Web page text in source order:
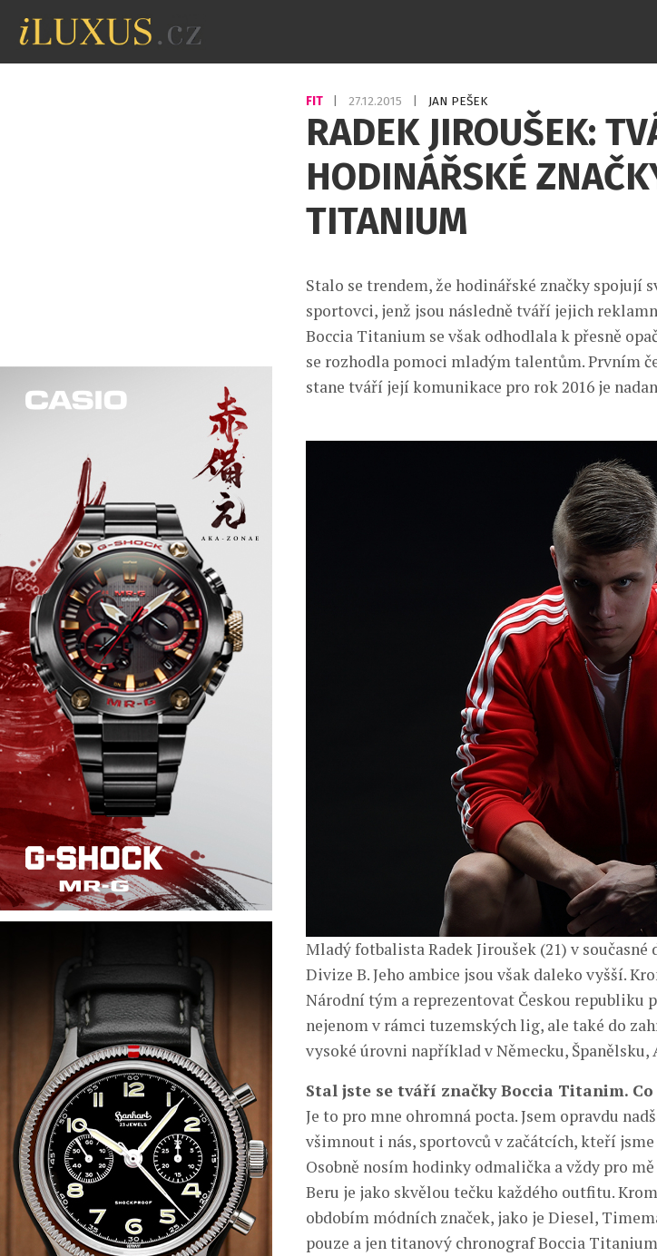
FIT 27.12.2015 JAN PEŠEK
RADEK JIROUŠEK:
HODINÁŘSKÉ
TITANIUM
Stalo se trendem, že hodinářské značky spojují
sportovci, jenž jsou následně tváří jejich
Boccia Titanium se však odhodlala k přesně
se rozhodla pomoci mladým talentům. Prvním
stane tváří její komunikace pro rok 2016 je
Mladý fotbalista Radek Jiroušek (21) v současné
Divize B. Jeho ambice jsou však daleko vyšší.
Národní tým a reprezentovat Českou republiku
nejenom v rámci tuzemských lig, ale také do
vysoké úrovni například v Německu,
Stal jste se tváří značky Boccia Titanim.
Je to pro mne ohromná pocta. Jsem opravdu
všimnout i nás, sportovců v začátcích, kteří jsme
Osobně nosím hodinky odmalička a vždy pro
Beru je jako skvělou tečku každého outfitu.
obdobím módních značek, jako je Diesel,
pouze a jen titanový chronograf Boccia